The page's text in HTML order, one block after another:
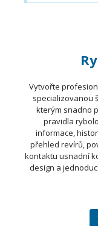
Vytvořte
specializovanou
kterým snadno
pravidla
informace,
přehled revírů,
kontaktu usnadní
design a